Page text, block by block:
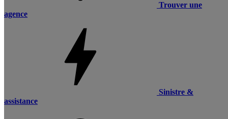
Trouver une
agence
Sinistre &
assistance